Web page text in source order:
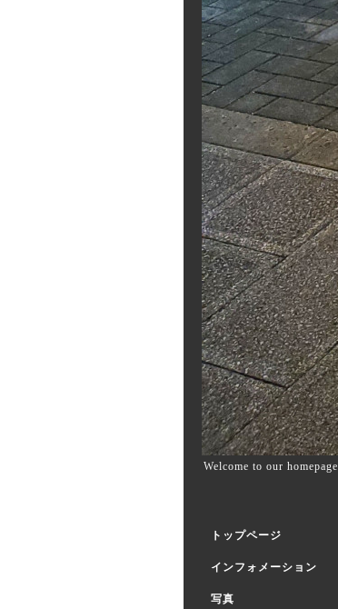
Welcome to our homepage
トップページ
インフォメーション
写真